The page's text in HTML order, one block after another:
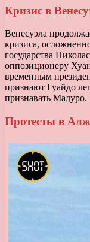
Кризис в
Венесуэла
кризиса,
государства
оппозиционеру
временным
признают Гуайдо
признавать Мадуро.
Протесты в